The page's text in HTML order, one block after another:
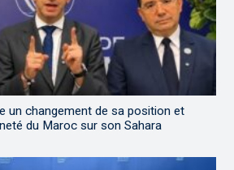
un changement de sa position et
du Maroc sur son Sahara